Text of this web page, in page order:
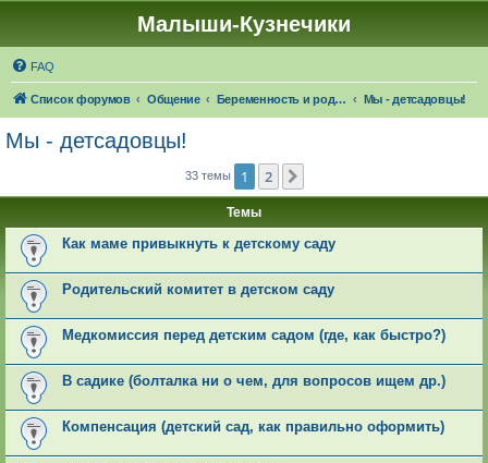
Малыши-Кузнечики
FAQ
Список форумов Общение Беременность и роды. О детях Мы - детсадовцы!
Мы - детсадовцы!
33 темы 1 2
Темы
Как маме привыкнуть к детскому саду
Родительский комитет в детском саду
Медкомиссия перед детским садом (где, как быстро?)
В садике (болталка ни о чем, для вопросов ищем др.)
Компенсация (детский сад, как правильно оформить)